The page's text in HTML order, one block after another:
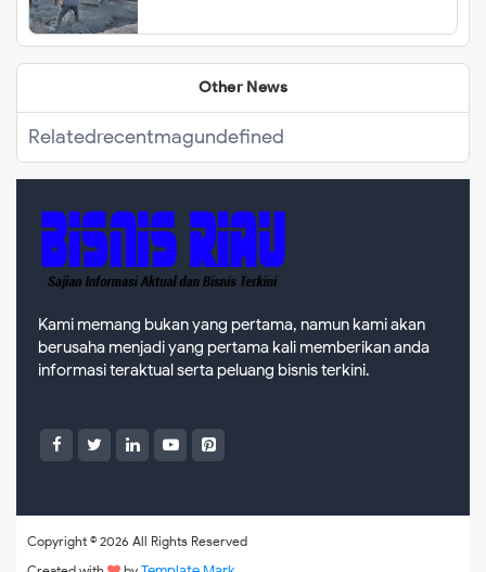
Other News
Relatedrecentmagundefined
Kami memang bukan yang pertama, namun kami akan
berusaha menjadi yang pertama kali memberikan anda
informasi teraktual serta peluang bisnis terkini.
Copyright © 2026 All Rights Reserved